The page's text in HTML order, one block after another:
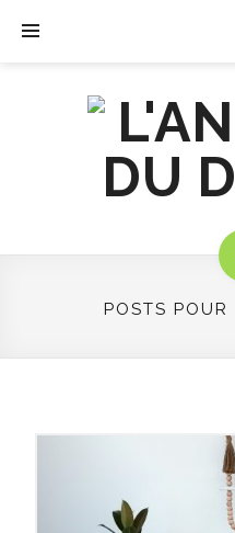
POSTS POUR